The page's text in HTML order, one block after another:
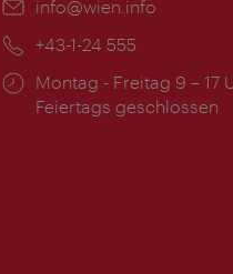
Email:
info@wien.info
Telefon:
+43-1-24 555
Öffnungszeiten:
Montag - Freitag 9 – 17
Feiertags geschlossen